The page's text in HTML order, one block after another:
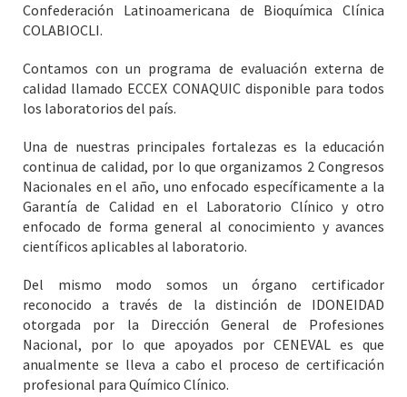
Confederación Latinoamericana de Bioquímica Clínica
COLABIOCLI.
Contamos con un programa de evaluación externa de
calidad llamado ECCEX CONAQUIC disponible para todos
los laboratorios del país.
Una de nuestras principales fortalezas es la educación
continua de calidad, por lo que organizamos 2 Congresos
Nacionales en el año, uno enfocado específicamente a la
Garantía de Calidad en el Laboratorio Clínico y otro
enfocado de forma general al conocimiento y avances
científicos aplicables al laboratorio.
Del mismo modo somos un órgano certificador
reconocido a través de la distinción de IDONEIDAD
otorgada por la Dirección General de Profesiones
Nacional, por lo que apoyados por CENEVAL es que
anualmente se lleva a cabo el proceso de certificación
profesional para Químico Clínico.